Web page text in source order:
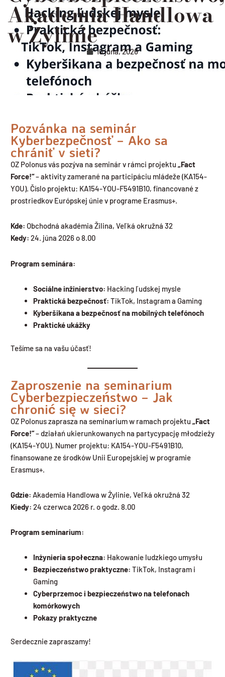
Akademia Handlowa
w Żylinie
10 júna, 2026
Pozvánka na seminár
Kyberbezpečnosť – Ako sa
chrániť v sieti?
OZ Polonus vás pozýva na seminár v rámci projektu „Fact
Force!“– aktivity zamerané na participáciu mládeže (KA154-
YOU). Číslo projektu: KA154-YOU-F5491B10, financované z
prostriedkov Európskej únie v programe Erasmus+.
Kde: Obchodná akadémia Žilina, Veľká okružná 32
Kedy: 24. júna 2026 o 8.00
Program seminára:
Sociálne inžinierstvo: Hacking ľudskej mysle
Praktická bezpečnosť: TikTok, Instagram a Gaming
Kyberšikana a bezpečnosť na mobilných telefónoch
Praktické ukážky
Tešíme sa na vašu účasť!
Zaproszenie na seminarium
Cyberbezpieczeństwo – Jak
chronić się w sieci?
OZ Polonus zaprasza na seminarium w ramach projektu
„Fact
Force!”– działań ukierunkowanych na partycypację młodzieży
(KA154-YOU). Numer projektu: KA154-YOU-F5491B10,
finansowane ze środków Unii Europejskiej w programie
Erasmus+.
Gdzie: Akademia Handlowa w Żylinie, Veľká okružná 32
Kiedy: 24 czerwca 2026 r. o godz. 8.00
Program seminarium:
Inżynieria społeczna: Hakowanie ludzkiego umysłu
Bezpieczeństwo praktyczne: TikTok, Instagram i
Gaming
Cyberprzemoc i bezpieczeństwo na telefonach
komórkowych
Pokazy praktyczne
Serdecznie zapraszamy!